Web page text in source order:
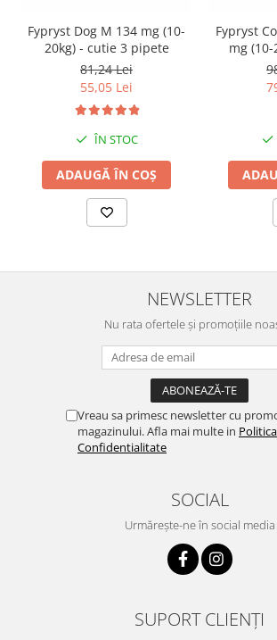
Fypryst Dog M 134 mg (10-
20kg) - cutie 3 pipete
81,24 Lei
55,05 Lei
ÎN STOC
ADAUGĂ ÎN COȘ
Fypryst
mg
NEWSLETTER
Nu rata ofertele și promoțiile
Vreau sa primesc newsletter cu
magazinului. Afla mai multe in
Confidentialitate
SOCIAL
Urmărește-ne în social media
SUPORT CLIENȚI